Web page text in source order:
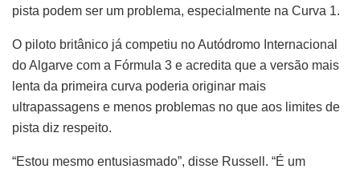
pista podem ser um problema, especialmente na Curva 1.
O piloto britânico já competiu no Autódromo Internacional
do Algarve com a Fórmula 3 e acredita que a versão mais
lenta da primeira curva poderia originar mais
ultrapassagens e menos problemas no que aos limites de
pista diz respeito.
“Estou mesmo entusiasmado”, disse Russell. “É um